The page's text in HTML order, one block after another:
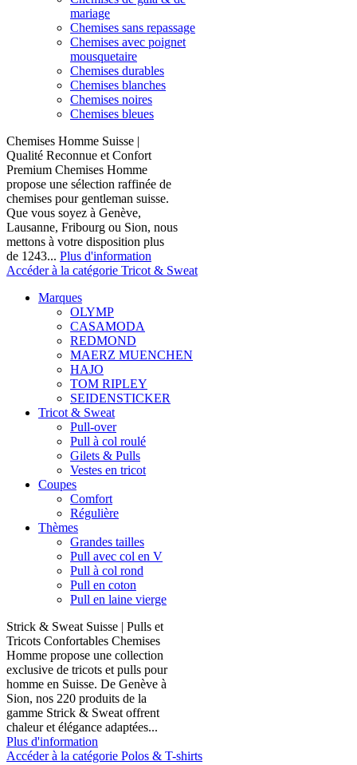
mariage
Chemises sans repassage
Chemises avec poignet
mousquetaire
Chemises durables
Chemises blanches
Chemises noires
Chemises bleues
Chemises Homme Suisse |
Qualité Reconnue et Confort
Premium Chemises Homme
propose une sélection raffinée de
chemises pour gentleman suisse.
Que vous soyez à Genève,
Lausanne, Fribourg ou Sion, nous
mettons à votre disposition plus
de 1243... Plus d'information
Accéder à la catégorie Tricot & Sweat
Marques
OLYMP
CASAMODA
REDMOND
MAERZ MUENCHEN
HAJO
TOM RIPLEY
SEIDENSTICKER
Tricot & Sweat
Pull-over
Pull à col roulé
Gilets & Pulls
Vestes en tricot
Coupes
Comfort
Régulière
Thèmes
Grandes tailles
Pull avec col en V
Pull à col rond
Pull en coton
Pull en laine vierge
Strick & Sweat Suisse | Pulls et
Tricots Confortables Chemises
Homme propose une collection
exclusive de tricots et pulls pour
homme en Suisse. De Genève à
Sion, nos 220 produits de la
gamme Strick & Sweat offrent
chaleur et élégance adaptées...
Plus d'information
Accéder à la catégorie Polos & T-shirts